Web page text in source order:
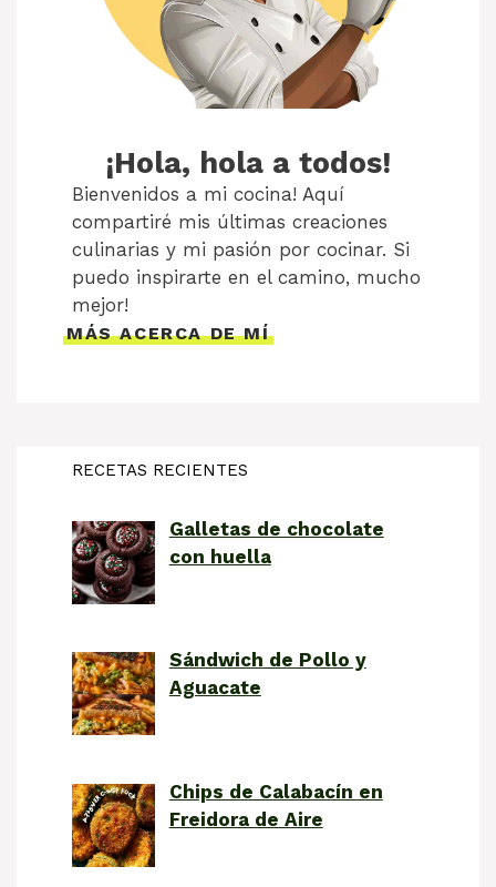
¡Hola, hola a todos!
Bienvenidos a mi cocina! Aquí
compartiré mis últimas creaciones
culinarias y mi pasión por cocinar. Si
puedo inspirarte en el camino, mucho
mejor!
MÁS ACERCA DE MÍ
RECETAS RECIENTES
Galletas de chocolate
con huella
Sándwich de Pollo y
Aguacate
Chips de Calabacín en
Freidora de Aire